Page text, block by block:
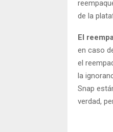
de la
El
en caso
el
la
Snap
verdad,